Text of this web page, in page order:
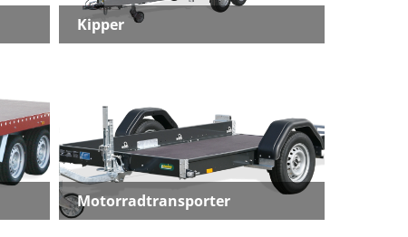
Kipper
Motorradtransporter